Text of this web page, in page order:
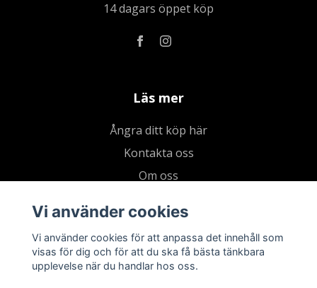
14 dagars öppet köp
Läs mer
Ångra ditt köp här
Kontakta oss
Om oss
Kundklubb
Presentkort
Vi använder cookies
Vi använder cookies för att anpassa det innehåll som
visas för dig och för att du ska få bästa tänkbara
upplevelse när du handlar hos oss.